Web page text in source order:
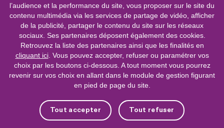
l’audience et la performance du site, vous proposer sur le site du
contenu multimédia via les services de partage de vidéo, afficher
de la publicité, partager le contenu du site sur les réseaux
sociaux. Ses partenaires déposent également des cookies.
Retrouvez la liste des partenaires ainsi que les finalités en
cliquant ici. Vous pouvez accepter, refuser ou paramétrer vos
choix par les boutons ci-dessous. A tout moment vous pourrez
revenir sur vos choix en allant dans le module de gestion figurant
en pied de page du site.
Tout accepter Tout refuser
Linkedin
Facebook
0 800 11 10 09
Service &
appel gratuits
Nous contacter
Plateforme de mise en contact LSF